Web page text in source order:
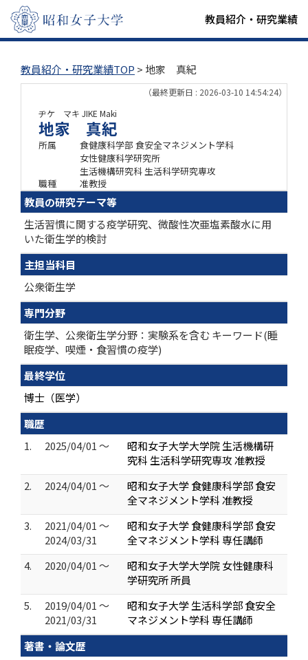
教員紹介・研究業績
教員紹介・研究業績TOP > 地家 真紀
（最終更新日 : 2026-03-10 14:54:24）
ヂケ マキ JIKE Maki
地家 真紀
所属
食健康科学部 食安全マネジメント学科
女性健康科学研究所
生活機構研究科 生活科学研究専攻
職種
准教授
教員の研究テーマ等
生活習慣に関する疫学研究、微酸性次亜塩素酸水に用
いた衛生学的検討
主担当科目
公衆衛生学
専門分野
衛生学、公衆衛生学分野：実験系を含む キーワード(睡
眠疫学、喫煙・食習慣の疫学)
最終学位
博士（医学）
職歴
1.
2025/04/01 ～
昭和女子大学大学院 生活機構研
究科 生活科学研究専攻 准教授
2.
2024/04/01 ～
昭和女子大学 食健康科学部 食安
全マネジメント学科 准教授
3.
2021/04/01 ～
2024/03/31
昭和女子大学 食健康科学部 食安
全マネジメント学科 専任講師
4.
2020/04/01 ～
昭和女子大学大学院 女性健康科
学研究所 所員
5.
2019/04/01 ～
2021/03/31
昭和女子大学 生活科学部 食安全
マネジメント学科 専任講師
著書・論文歴